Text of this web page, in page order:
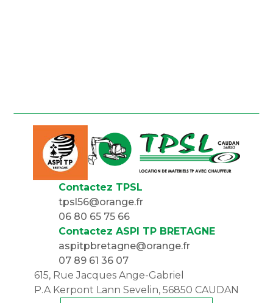
Contactez TPSL
tpsl56@orange.fr
06 80 65 75 66
Contactez ASPI TP BRETAGNE
aspitpbretagne@orange.fr
07 89 61 36 07
615, Rue Jacques Ange-Gabriel
P.A Kerpont Lann Sevelin, 56850 CAUDAN